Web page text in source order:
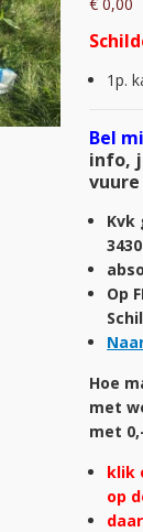
1p.
Bel
info,
vuure
Kvk
Op
Hoe
met
met
klik
op